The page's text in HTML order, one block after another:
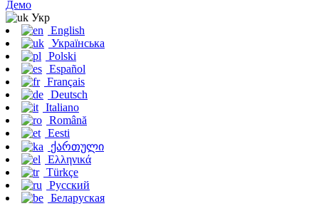
Демо
Укр
English
Українська
Polski
Español
Français
Deutsch
Italiano
Română
Eesti
ქართული
Ελληνικά
Türkçe
Русский
Беларуская